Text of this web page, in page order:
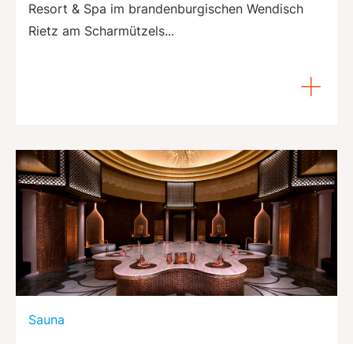
Resort & Spa im brandenburgischen Wendisch
Rietz am Scharmützels...
Sauna